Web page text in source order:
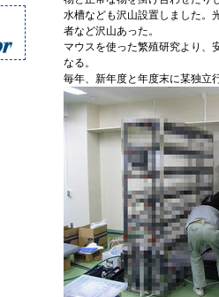
水槽なども沢山設置しました。
者など沢山あった。
マウスを使った繁殖研究より、
なる。
毎年、新年度と年度末に某独立